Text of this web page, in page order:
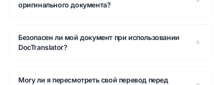
оригинального документа?
Безопасен ли мой документ при использовании
DocTranslator?
Могу ли я пересмотреть свой перевод перед